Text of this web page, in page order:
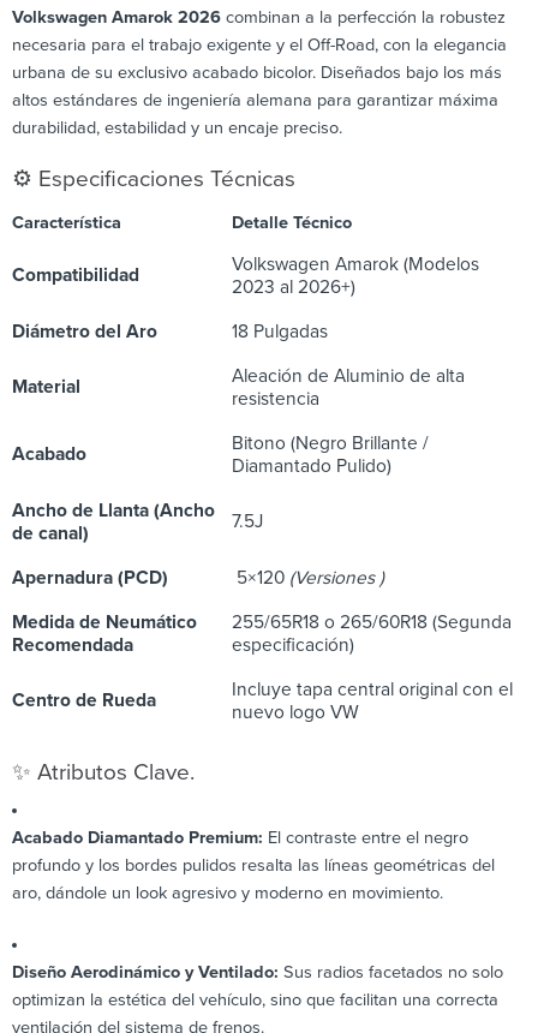
Volkswagen Amarok 2026 combinan a la perfección la robustez
necesaria para el trabajo exigente y el Off-Road, con la elegancia
urbana de su exclusivo acabado bicolor. Diseñados bajo los más
altos estándares de ingeniería alemana para garantizar máxima
durabilidad, estabilidad y un encaje preciso.
⚙️ Especificaciones Técnicas
Característica Detalle Técnico
Compatibilidad
Volkswagen Amarok (Modelos
2023 al 2026+)
Diámetro del Aro 18 Pulgadas
Material
Aleación de Aluminio de alta
resistencia
Acabado
Bitono (Negro Brillante /
Diamantado Pulido)
Ancho de Llanta (Ancho
de canal)
7.5J
Apernadura (PCD) 5×120 (Versiones )
Medida de Neumático
Recomendada
255/65R18 o 265/60R18 (Segunda
especificación)
Centro de Rueda
Incluye tapa central original con el
nuevo logo VW
✨ Atributos Clave.
Acabado Diamantado Premium: El contraste entre el negro
profundo y los bordes pulidos resalta las líneas geométricas del
aro, dándole un look agresivo y moderno en movimiento.
Diseño Aerodinámico y Ventilado: Sus radios facetados no solo
optimizan la estética del vehículo, sino que facilitan una correcta
ventilación del sistema de frenos.